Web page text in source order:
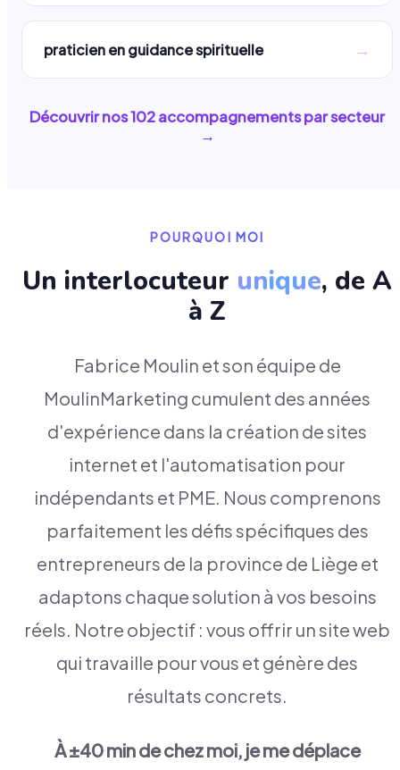
praticien en guidance spirituelle →
Découvrir nos102accompagnements par secteur
→
POURQUOI MOI
Un interlocuteur unique, de A
à Z
Fabrice Moulin et son équipe de
MoulinMarketing cumulent des années
d'expérience dans la création de sites
internet et l'automatisation pour
indépendants et PME. Nous comprenons
parfaitement les défis spécifiques des
entrepreneurs de la province de Liège et
adaptons chaque solution à vos besoins
réels. Notre objectif : vous offrir un site web
qui travaille pour vous et génère des
résultats concrets.
À ±40 min de chez moi, je me déplace